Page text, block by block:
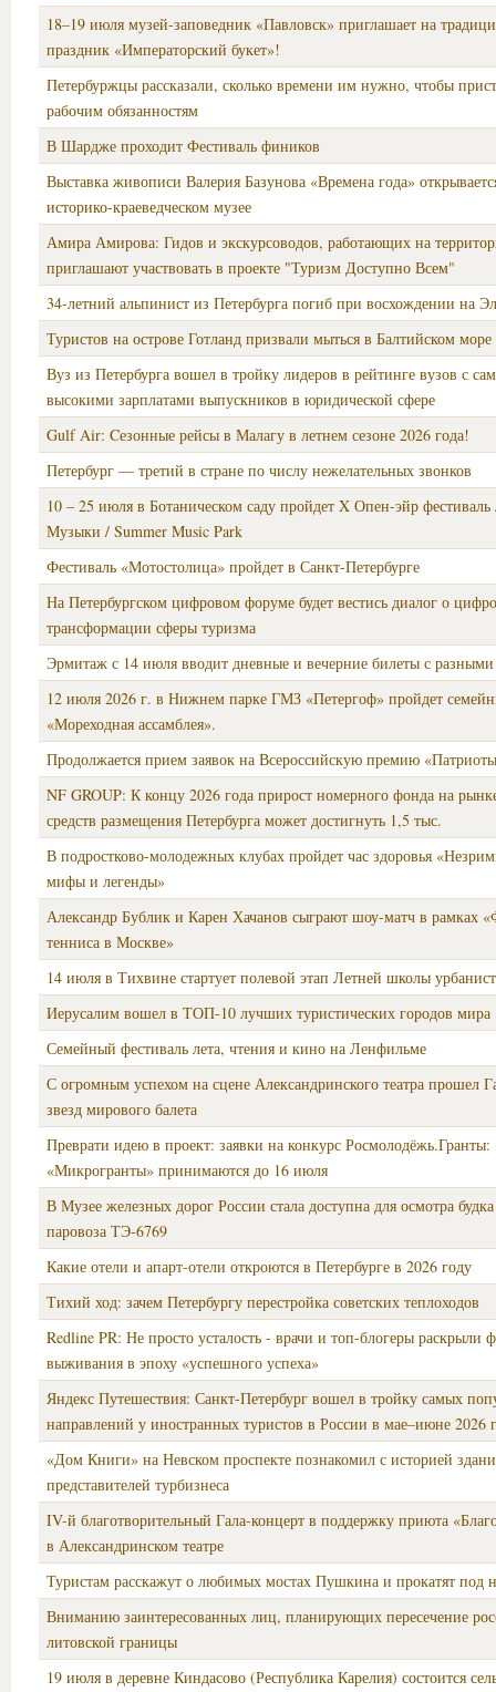
18–19 июля музей-заповедник «Павловск» приглашает на
праздник «Императорский букет»!
Петербуржцы рассказали, сколько времени им нужно, чтобы
рабочим обязанностям
В Шардже проходит Фестиваль фиников
Выставка живописи Валерия Базунова «Времена года»
историко-краеведческом музее
Амира Амирова: Гидов и экскурсоводов, работающих на
приглашают участвовать в проекте "Туризм Доступно Всем"
34-летний альпинист из Петербурга погиб при восхождении на
Туристов на острове Готланд призвали мыться в Балтийском
Вуз из Петербурга вошел в тройку лидеров в рейтинге вузов с
высокими зарплатами выпускников в юридической сфере
Gulf Air: Cезонные рейсы в Малагу в летнем сезоне 2026 года!
Петербург — третий в стране по числу нежелательных звонков
10 – 25 июля в Ботаническом саду пройдет X Опен-эйр
Музыки / Summer Music Park
Фестиваль «Мотостолица» пройдет в Санкт‑Петербурге
На Петербургском цифровом форуме будет вестись диалог о
трансформации сферы туризма
Эрмитаж с 14 июля вводит дневные и вечерние билеты с
12 июля 2026 г. в Нижнем парке ГМЗ «Петергоф» пройдет
«Мореходная ассамблея».
Продолжается прием заявок на Всероссийскую премию
NF GROUP: К концу 2026 года прирост номерного фонда на
средств размещения Петербурга может достигнуть 1,5 тыс.
В подростково-молодежных клубах пройдет час здоровья
мифы и легенды»
Александр Бублик и Карен Хачанов сыграют шоу-матч в рамках
тенниса в Москве»
14 июля в Тихвине стартует полевой этап Летней школы
Иерусалим вошел в ТОП-10 лучших туристических городов мира
Семейный фестиваль лета, чтения и кино на Ленфильме
С огромным успехом на сцене Александринского театра прошел
звезд мирового балета
Преврати идею в проект: заявки на конкурс Росмолодёжь.Гранты:
«Микрогранты» принимаются до 16 июля
В Музее железных дорог России стала доступна для осмотра
паровоза ТЭ-6769
Какие отели и апарт-отели откроются в Петербурге в 2026 году
Тихий ход: зачем Петербургу перестройка советских теплоходов
Redline PR: Не просто усталость - врачи и топ-блогеры раскрыли
выживания в эпоху «успешного успеха»
Яндекс Путешествия: Санкт-Петербург вошел в тройку самых
направлений у иностранных туристов в России в мае–июне 2026
«Дом Книги» на Невском проспекте познакомил с историей
представителей турбизнеса
IV-й благотворительный Гала-концерт в поддержку приюта
в Александринском театре
Туристам расскажут о любимых мостах Пушкина и прокатят под
Вниманию заинтересованных лиц, планирующих пересечение
литовской границы
19 июля в деревне Киндасово (Республика Карелия) состоится